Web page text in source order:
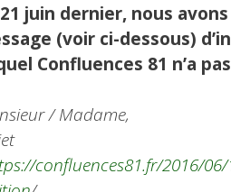
juin dernier, nous
(voir ci-dessous)
Confluences 81 n’a
/ Madame,
confluences81.fr/2016/